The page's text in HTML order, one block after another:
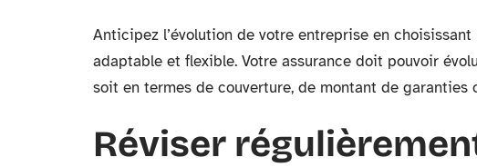
Anticipez l’évolution de votre entreprise en choisissant
adaptable et flexible. Votre assurance doit pouvoir
soit en termes de couverture, de montant de garanties
Réviser